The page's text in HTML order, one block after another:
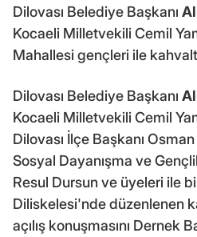
Dilovası Belediye Başkanı
Kocaeli Milletvekili Cemil
Mahallesi gençleri ile
Dilovası Belediye Başkanı
Kocaeli Milletvekili Cemil
Dilovası İlçe Başkanı
Sosyal Dayanışma ve
Resul Dursun ve üyeleri ile
Diliskelesi'nde düzenlenen
açılış konuşmasını Dernek